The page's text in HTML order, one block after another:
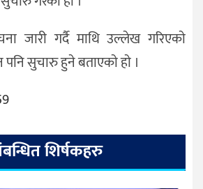
जारी गर्दै माथि उल्लेख गरिएकाे
पनि सुचारु हुने बताएकाे हाे ।
शिर्षकहरु